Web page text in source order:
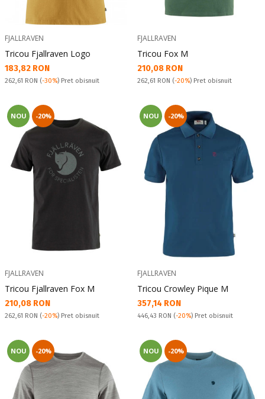
FJALLRAVEN
Tricou Fjallraven Logo
Текуща цена:
183,82 RON
Pret obisnuit:
262,61 RON (-30%) Pret obisnuit
FJALLRAVEN
Tricou Fox M
Текуща цена:
210,08 RON
Pret obisnuit:
262,61 RON (-20%) Pret obisnuit
NOU -20%
FJALLRAVEN
Tricou Fjallraven Fox M
Текуща цена:
210,08 RON
Pret obisnuit:
262,61 RON (-20%) Pret obisnuit
NOU -20%
FJALLRAVEN
Tricou Crowley Pique M
Текуща цена:
357,14 RON
Pret obisnuit:
446,43 RON (-20%) Pret obisnuit
NOU -20% NOU -20%